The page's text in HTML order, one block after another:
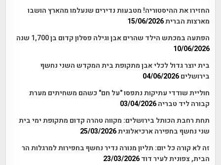
החזירו את ההיסטוריה! מטבעות נדירים שנעלמו מהארץ הושבו
מארצות הברית15/06/2026
הפתעה במכתש הילד שהרים אבן וגילה פסלון קדום בן 1,700 שנה
10/06/2026
בית יוצר גדול לכלי אבן מתקופת בית המקדש השני נחשף
בירושלים 04/06/2026
חוליית שודדי עתיקות נתפסו "על חם" כשהם משחיתים מערת
קבורה ליד טבריה 03/04/2026
תחת רחבת הכותל בירושלים: מקווה טהרה קדום מתקופת ימי בית
שני נחשף בחפירה ארכיאלוגית25/03/2026
זה לא קורה כל יום: תליון מנורה נדיר נחשף בחפירות למרגלות הר
הבית, צפונית לעיר דוד 23/03/2026